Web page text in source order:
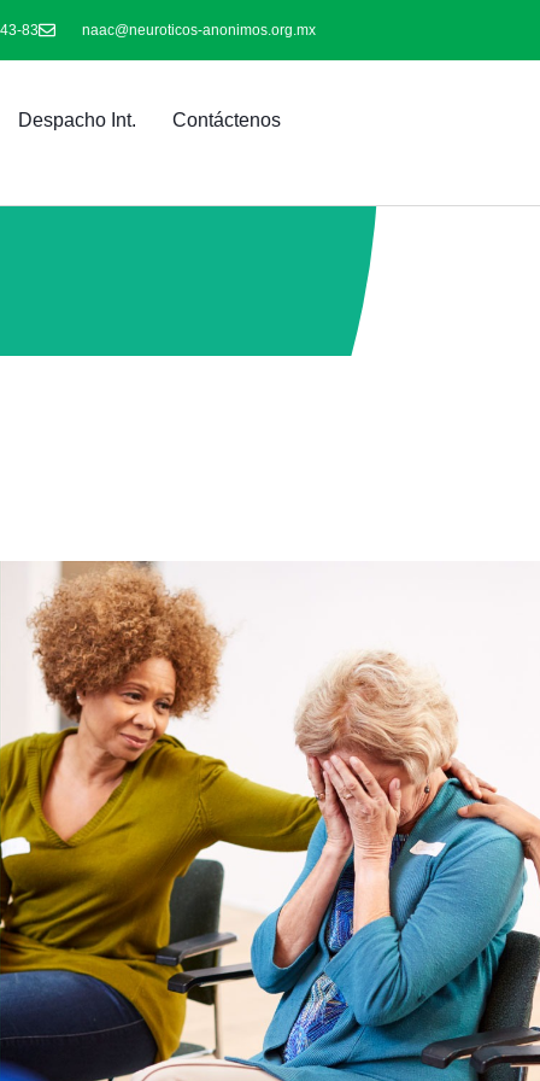
83 naac@neuroticos-anonimos.org.mx
Despacho Int. Contáctenos